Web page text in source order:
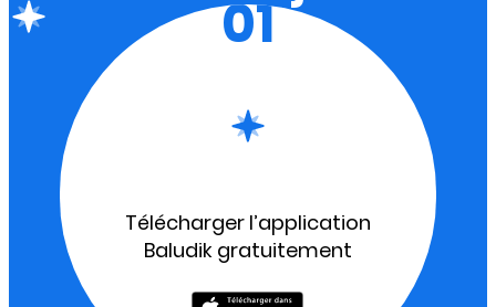
01
Télécharger l’application
Baludik gratuitement